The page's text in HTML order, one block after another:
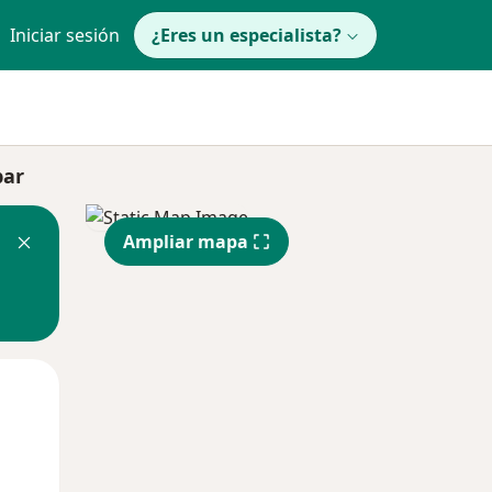
Iniciar sesión ¿Eres un especialista?
Ampliar mapa